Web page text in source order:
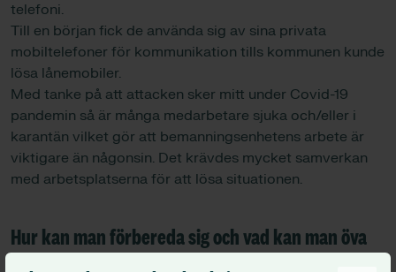
telefoni.
Till en början fick de använda sig av sina privata
mobiltelefoner för kommunikation tills kommunen kunde
lösa lånemobiler.
Med tanke på att attacken sker mitt under Covid-19
pandemin så är många medarbetare sjuka och/eller i
karantän vilket gör att bemanningsenhetens arbete är
viktigare än någonsin. Det krävdes mycket samverkan
med arbetsplatserna för att lösa situationen.
Hur kan man förbereda sig och vad kan man öva
på inför en sådan här situation?